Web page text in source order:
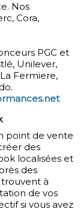
Nos
Cora,
PGC et
Unilever,
Fermiere,
point de vente
des
localisées et
des
à
de vos
si vous avez